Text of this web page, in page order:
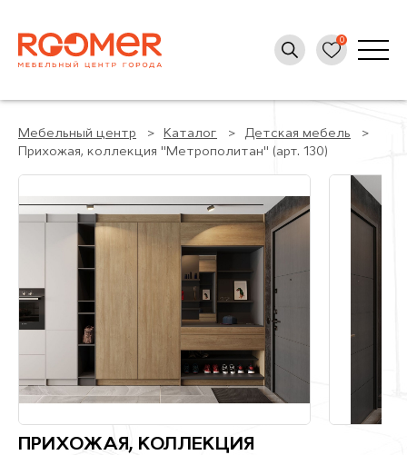
Мебельный центр Каталог
Детская мебель
Прихожая, коллекция "Метрополитан" (арт. 130)
ПРИХОЖАЯ, КОЛЛЕКЦИЯ